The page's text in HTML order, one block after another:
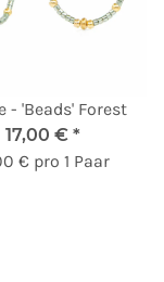
- 'Beads' Forest
17,00 € *
€ pro 1 Paar